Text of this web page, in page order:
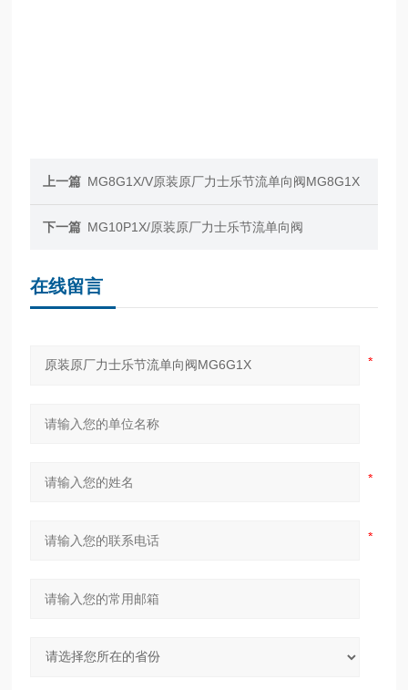
上一篇 MG8G1X/V原装原厂力士乐节流单向阀MG8G1X
下一篇 MG10P1X/原装原厂力士乐节流单向阀
在线留言